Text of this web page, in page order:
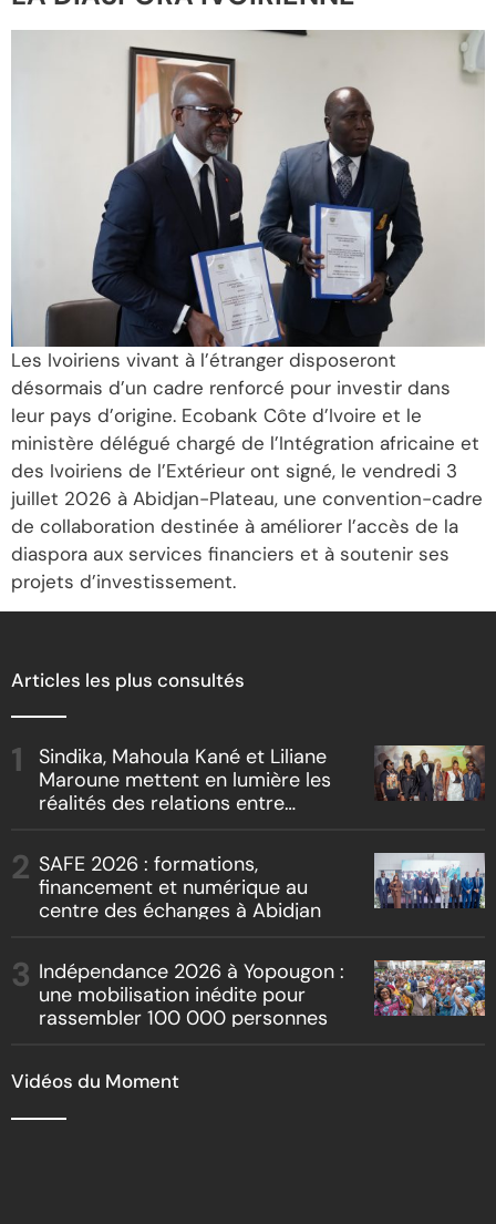
Les Ivoiriens vivant à l’étranger disposeront
désormais d’un cadre renforcé pour investir dans
leur pays d’origine. Ecobank Côte d’Ivoire et le
ministère délégué chargé de l’Intégration africaine et
des Ivoiriens de l’Extérieur ont signé, le vendredi 3
juillet 2026 à Abidjan-Plateau, une convention-cadre
de collaboration destinée à améliorer l’accès de la
diaspora aux services financiers et à soutenir ses
projets d’investissement.
Articles les plus consultés
Sindika, Mahoula Kané et Liliane
Maroune mettent en lumière les
réalités des relations entre
« Boss vs Boss »
SAFE 2026 : formations,
financement et numérique au
centre des échanges à Abidjan
Indépendance 2026 à Yopougon :
une mobilisation inédite pour
rassembler 100 000 personnes
Vidéos du Moment